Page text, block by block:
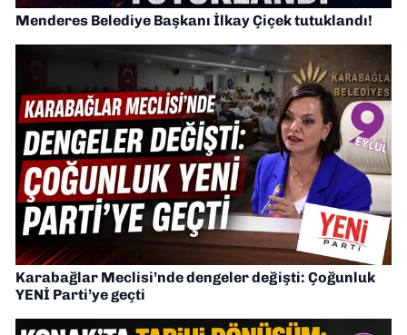
Menderes Belediye Başkanı İlkay Çiçek tutuklandı!
Karabağlar Meclisi’nde dengeler değişti: Çoğunluk
YENİ Parti’ye geçti